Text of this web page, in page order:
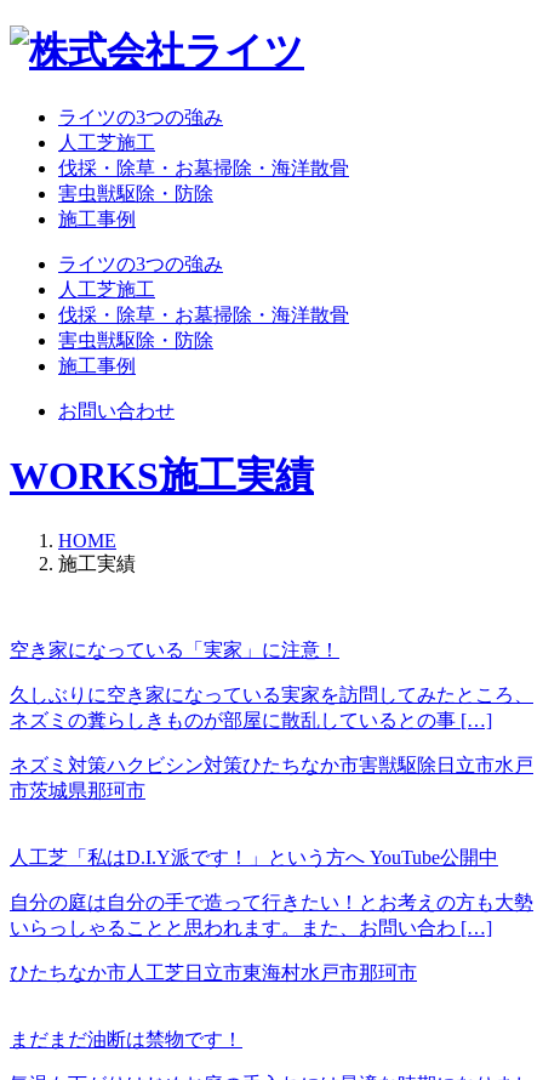
ライツの3つの強み
人工芝施工
伐採・除草・お墓掃除・海洋散骨
害虫獣駆除・防除
施工事例
ライツの3つの強み
人工芝施工
伐採・除草・お墓掃除・海洋散骨
害虫獣駆除・防除
施工事例
お問い合わせ
WORKS施工実績
HOME
施工実績
空き家になっている「実家」に注意！
久しぶりに空き家になっている実家を訪問してみたところ、
ネズミの糞らしきものが部屋に散乱しているとの事 […]
ネズミ対策ハクビシン対策ひたちなか市害獣駆除 日立市水戸
市茨城県那珂市
人工芝「私はD.I.Y派です！」という方へ YouTube公開中
自分の庭は自分の手で造って行きたい！とお考えの方も大勢
いらっしゃることと思われます。また、お問い合わ […]
ひたちなか市人工芝日立市東海村水戸市那珂市
まだまだ油断は禁物です！